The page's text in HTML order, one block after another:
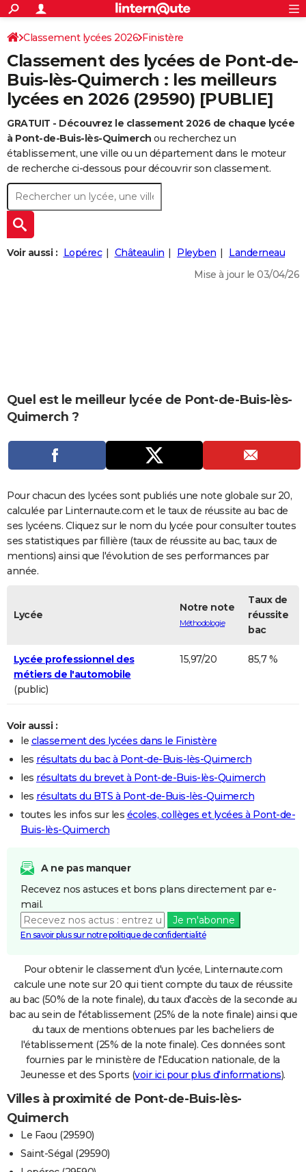
ACTUALITÉS
Politique
Société
Faits Divers
Education
Monde
Villes
+
SPORT
Coupe du monde 2026
Football
Tennis
Cyclisme
Rugby
Forum
CULTURE
Programme TV
TNT
Streaming
Cinéma
Sorties cinéma
Musique
+FINANCE
Retraite
Impôts
Epargne
Immobilier
Risques naturels par ville
Banque
Assurance
Crédit
AUTO
Essais
Réserver un essai
Citadines
Berlines
SUV
Forum auto
+
HIGH-TECH
BRICOLAGE
Forum
Aménagement intérieur
Extérieur
Cuisine
Salle de bains
Jardinage
Rangement
+WEEK-END
Guides de France
Escapades
Patrimoine
Expositions
Musées
Week-end nature
+
LIFESTYLE
CARTE DE VOEUX
Dictionnaire
Biographies
Expressions
Proverbes
PROGRAMME TV
COPAINS D'AVANT
S'inscrire
Se connecter
Lycées
Collèges
Primaires
Universités
Entreprises
Service militaire
Avis de recherche
AVIS DE DÉCÈS
FORUM
Bricolage
Lifestyle
Culture
Sport
Auto
Television
Voyage
Cinema
S'inscrire
Connexion
Classement lycées 2026 Finistère
Classement des lycées de Pont-de-
Buis-lès-Quimerch : les meilleurs
lycées en 2026 (29590) [PUBLIE]
GRATUIT - Découvrez le classement 2026 de chaque lycée
à Pont-de-Buis-lès-Quimerch ou recherchez un
établissement, une ville ou un département dans le moteur
de recherche ci-dessous pour découvrir son classement.
Voir aussi : Lopérec Châteaulin Pleyben
Landerneau
Mise à jour le 03/04/26
Quel est le meilleur lycée de Pont-de-Buis-lès-
Quimerch ?
Pour chacun des lycées sont publiés une note globale sur 20,
calculée par Linternaute.com et le taux de réussite au bac de
ses lycéens. Cliquez sur le nom du lycée pour consulter toutes
ses statistiques par fillière (taux de réussite au bac, taux de
mentions) ainsi que l'évolution de ses performances par
année.
Lycée
Notre note
Méthodologie
Taux de
réussite
bac
Lycée professionnel des
métiers de l'automobile
(public)
15,97/20 85,7 %
Voir aussi :
le classement des lycées dans le Finistère
les résultats du bac à Pont-de-Buis-lès-Quimerch
les résultats du brevet à Pont-de-Buis-lès-Quimerch
les résultats du BTS à Pont-de-Buis-lès-Quimerch
toutes les infos sur les écoles, collèges et lycées à Pont-de-
Buis-lès-Quimerch
A ne pas manquer
Recevez nos astuces et bons plans directement par e-
mail.
Je m'abonne
En savoir plus sur notre politique de confidentialité
Pour obtenir le classement d'un lycée, Linternaute.com
calcule une note sur 20 qui tient compte du taux de réussite
au bac (50% de la note finale), du taux d'accès de la seconde au
bac au sein de l'établissement (25% de la note finale) ainsi que
du taux de mentions obtenues par les bacheliers de
l'établissement (25% de la note finale). Ces données sont
fournies par le ministère de l'Education nationale, de la
Jeunesse et des Sports (voir ici pour plus d'informations).
Villes à proximité de Pont-de-Buis-lès-
Quimerch
Le Faou (29590)
Saint-Ségal (29590)